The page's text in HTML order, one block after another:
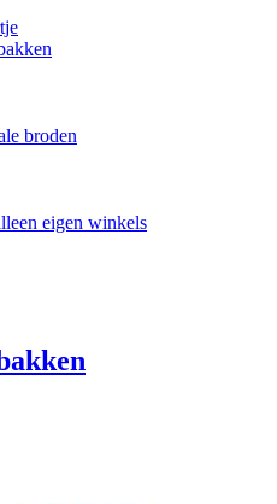
broden
eigen winkels